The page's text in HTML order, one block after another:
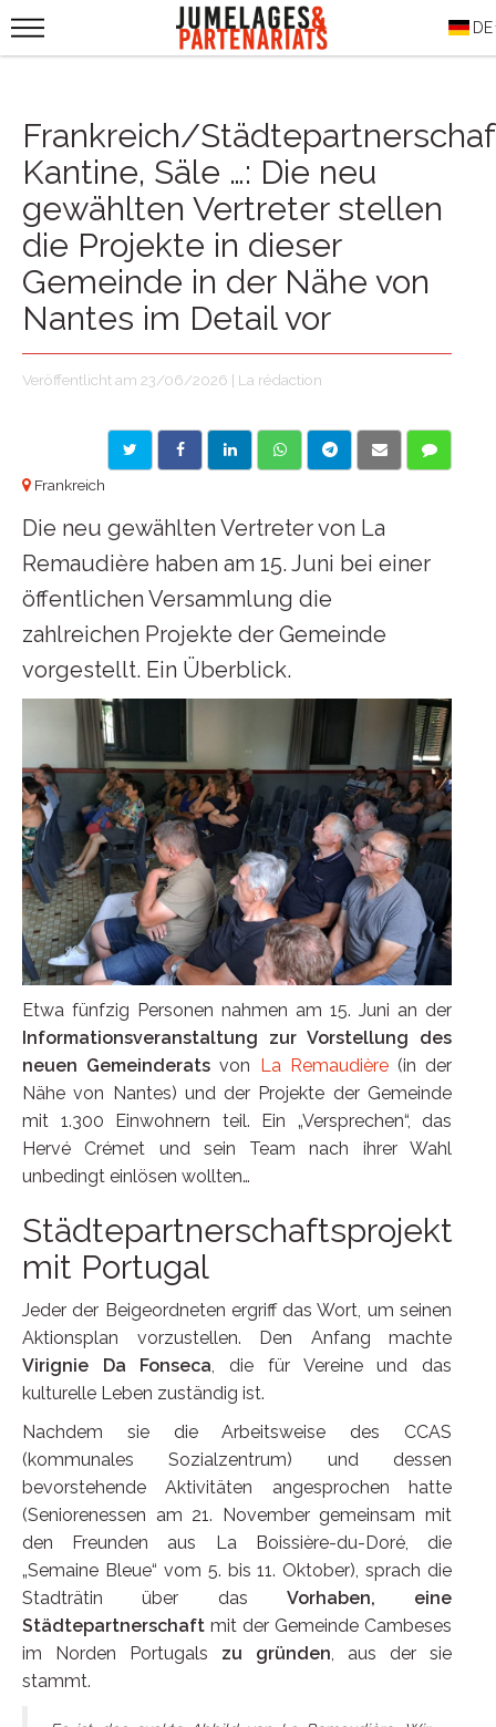
DE
Frankreich/
Kantine, Säle …: Die neu
gewählten Vertreter stellen
die Projekte in dieser
Gemeinde in der Nähe von
Nantes im Detail vor
Veröffentlicht am 23/06/2026 | La rédaction
Frankreich
Die neu gewählten Vertreter von La
Remaudière haben am 15. Juni bei einer
öffentlichen Versammlung die
zahlreichen Projekte der Gemeinde
vorgestellt. Ein Überblick.
Etwa fünfzig Personen nahmen am 15. Juni an der
Informationsveranstaltung zur Vorstellung des
neuen Gemeinderats von La Remaudière(in der
Nähe von Nantes) und der Projekte der Gemeinde
mit 1.300 Einwohnern teil. Ein „Versprechen“, das
Hervé Crémet und sein Team nach ihrer Wahl
unbedingt einlösen wollten…
Städtepartnerschaftsprojekt
mit Portugal
Jeder der Beigeordneten ergriff das Wort, um seinen
Aktionsplan vorzustellen. Den Anfang machte
Virignie Da Fonseca , die für Vereine und das
kulturelle Leben zuständig ist.
Nachdem sie die Arbeitsweise des CCAS
(kommunales Sozialzentrum) und dessen
bevorstehende Aktivitäten angesprochen hatte
(Seniorenessen am 21. November gemeinsam mit
den Freunden aus La Boissière-du-Doré, die
„Semaine Bleue“ vom 5. bis 11. Oktober), sprach die
Stadträtin über das Vorhaben, eine
Städtepartnerschaft mit der Gemeinde Cambeses
im Norden Portugals zu gründen , aus der sie
stammt.